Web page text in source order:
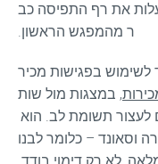
את רף התפיסה כב
ר מהמפגש הראשון.
לשימוש בפגישות מכיר
, במצגות מול שות
וסאונד – כלומר לבנו